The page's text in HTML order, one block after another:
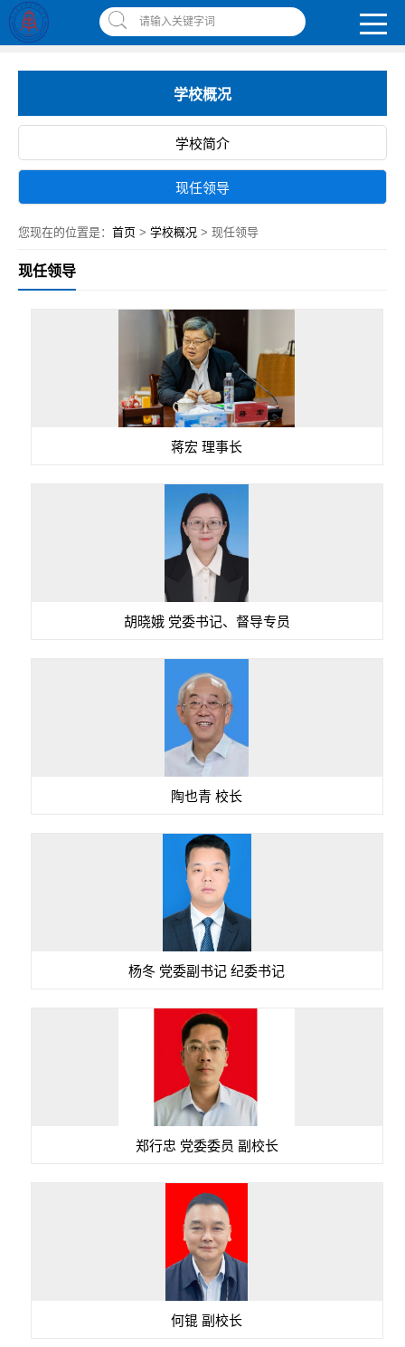
南昌应用技术师范学院，助你圆梦!
| 网上缴费平台 违反师德师风举报信箱
请输入关键字词
学校概况
学校简介
现任领导
您现在的位置是： 首页 > 学校概况 > 现任领导
现任领导
蒋宏 理事长
胡晓娥 党委书记、督导专员
陶也青 校长
杨冬 党委副书记 纪委书记
郑行忠 党委委员 副校长
何锟 副校长